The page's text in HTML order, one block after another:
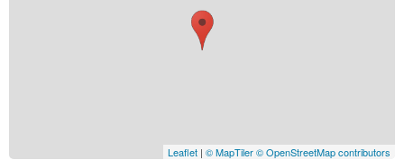
Leaflet | © MapTiler© OpenStreetMap contributors